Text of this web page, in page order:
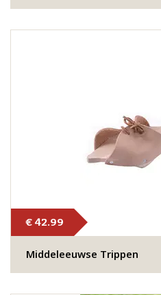
€ 42.99
Middeleeuwse Trippen